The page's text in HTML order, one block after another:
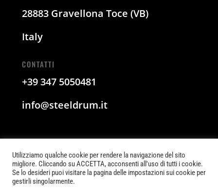
28883 Gravellona Toce (VB)
Italy
CONTATTI
+39 347 5050481
info@steeldrum.it
Utilizziamo qualche cookie per rendere la navigazione del sito
migliore. Cliccando su ACCETTA, acconsenti all'uso di tutti i cookie.
Se lo desideri puoi visitare la pagina delle impostazioni sui cookie per
gestirli singolarmente.